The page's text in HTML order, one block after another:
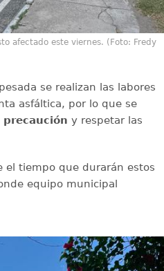
afectado este viernes. (Foto: Fredy
se realizan las labores
asfáltica, por lo que se
precaución y respetar las
el tiempo que durarán estos
equipo municipal